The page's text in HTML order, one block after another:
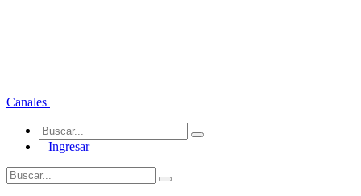
Canales
Ingresar